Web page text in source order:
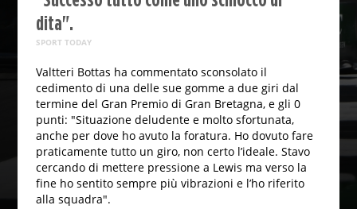
dita".
SPORT TODAY
Valtteri Bottas ha commentato sconsolato il
cedimento di una delle sue gomme a due giri dal
termine del Gran Premio di Gran Bretagna, e gli 0
punti: "Situazione deludente e molto sfortunata,
anche per dove ho avuto la foratura. Ho dovuto fare
praticamente tutto un giro, non certo l’ideale. Stavo
cercando di mettere pressione a Lewis ma verso la
fine ho sentito sempre più vibrazioni e l’ho riferito
alla squadra".